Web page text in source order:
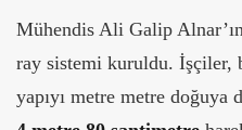
Mühendis Ali Galip
ray sistemi kuruldu. İşçiler,
yapıyı metre metre doğuya